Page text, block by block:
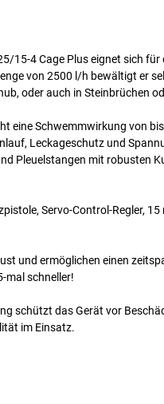
15-4 Cage Plus eignet sich
von 2500 l/h bewältigt er
oder auch in Steinbrüchen
eine Schwemmwirkung von
Leckageschutz und
Pleuelstangen mit robusten
Servo-Control-Regler,
und ermöglichen einen
mal schneller!
schützt das Gerät vor
im Einsatz.